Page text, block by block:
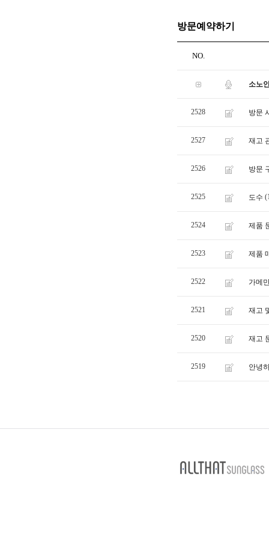
방문예약하기
NO.
소노
2528 방문
2527 재고
2526 방문
2525 도수
2524 제품
2523 제품
2522 가메
2521 재고
2520 재고
2519 안녕